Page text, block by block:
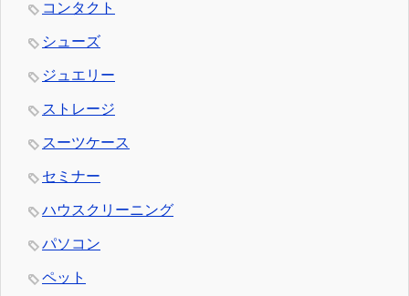
コンタクト
シューズ
ジュエリー
ストレージ
スーツケース
セミナー
ハウスクリーニング
パソコン
ペット